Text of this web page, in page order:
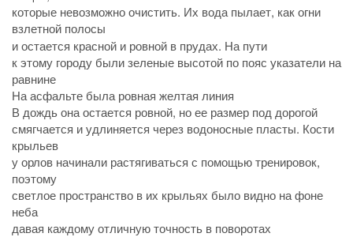
которые невозможно очистить. Их вода пылает, как огни
взлетной полосы
и остается красной и ровной в прудах. На пути
к этому городу были зеленые высотой по пояс указатели на
равнине
На асфальте была ровная желтая линия
В дождь она остается ровной, но ее размер под дорогой
смягчается и удлиняется через водоносные пласты. Кости
крыльев
у орлов начинали растягиваться с помощью тренировок,
поэтому
светлое пространство в их крыльях было видно на фоне
неба
давая каждому отличную точность в поворотах